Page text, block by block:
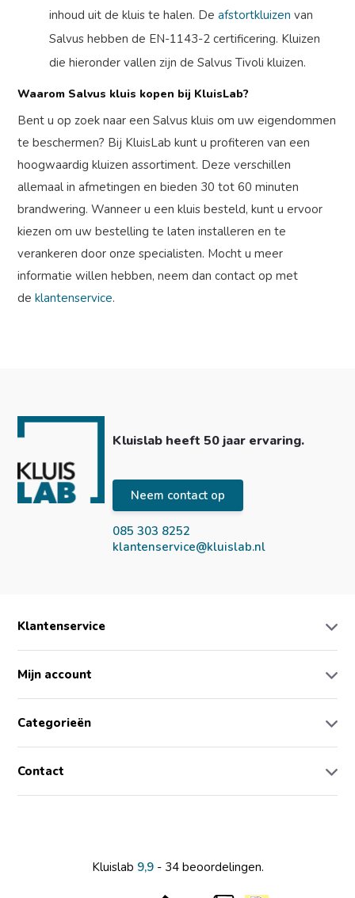
inhoud uit de kluis te halen. Deafstortkluizen van
Salvus hebben de EN-1143-2 certificering. Kluizen
die hieronder vallen zijn de Salvus Tivoli kluizen.
Waarom Salvus kluis kopen bij KluisLab?
Bent u op zoek naar een Salvus kluis om uw eigendommen
te beschermen? Bij KluisLab kunt u profiteren van een
hoogwaardig kluizen assortiment. Deze verschillen
allemaal in afmetingen en bieden 30 tot 60 minuten
brandwering. Wanneer u een kluis besteld, kunt u ervoor
kiezen om uw bestelling te laten installeren en te
verankeren door onze specialisten. Mocht u meer
informatie willen hebben, neem dan contact op met
deklantenservice.
Kluislab heeft 50 jaar ervaring.
Neem contact op
085 303 8252
klantenservice@kluislab.nl
Klantenservice
Mijn account
Categorieën
Contact
Kluislab 9,9 - 34 beoordelingen.